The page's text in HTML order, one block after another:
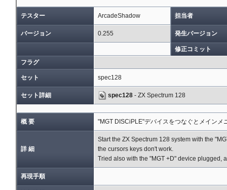
テスター ArcadeShadow 担当者
バージョン 0.255 発生バージョン
修正コミット
フラグ
セット spec128
セット詳細 spec128 - ZX Spectrum 128
概 要 "MGT DISCiPLE"デバイスをつなぐとメインメ
詳 細
Start the ZX Spectrum 128 system with the
the cursors keys don't work.
Tried also with the "MGT +D" device plugged,
再現手順